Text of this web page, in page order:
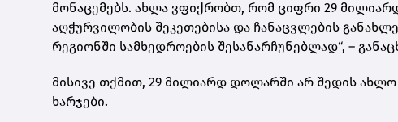
მონაცემებს. ახლა ვფიქრობთ, რომ ციფრი 29
აღჭურვილობის შეკეთებისა და ჩანაცვლების
რეგიონში სამხედროების შესანარჩუნებლად“, –
მისივე თქმით, 29 მილიარდ დოლარში არ შედის
ხარჯები.